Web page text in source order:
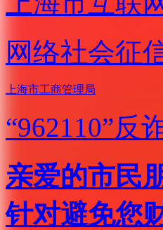
网络社会征
上海市工商管理局
“962110”反
亲爱的市民
针对避免您